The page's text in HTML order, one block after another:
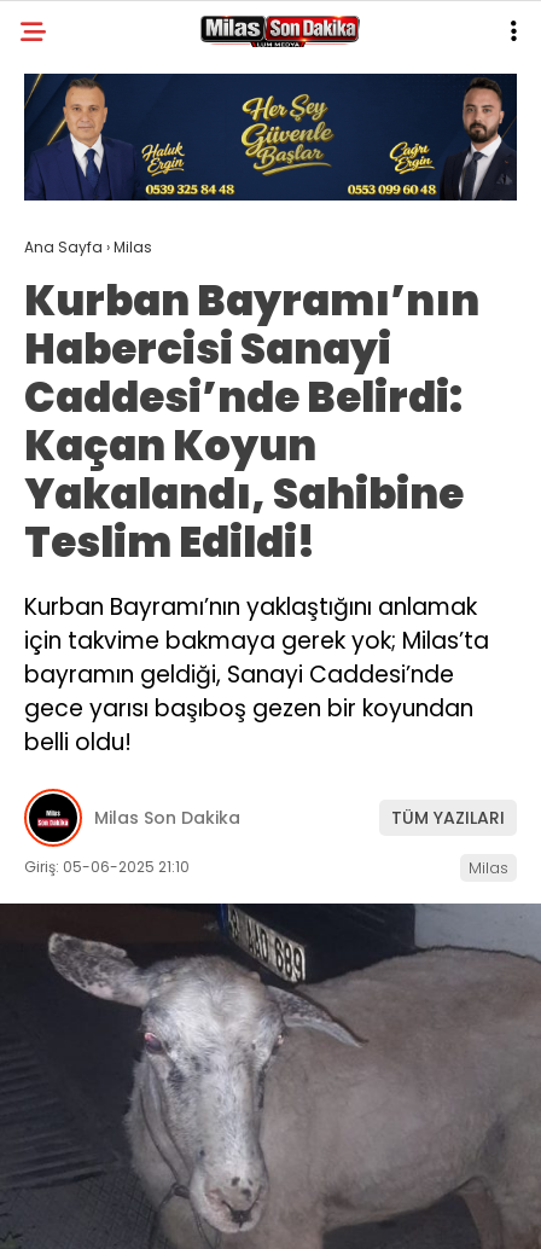
Instagram
31.2
GALERİ YAZARLAR
MILAS
MUĞLA’DAN
ASAYIŞ
GÜNDEM
EKONOMI
SPOR
VEFAT
GENEL
KÜNYE
Ana Sayfa ›Milas
Kurban Bayramı’nın
Habercisi Sanayi
Caddesi’nde Belirdi:
Kaçan Koyun
Yakalandı, Sahibine
Teslim Edildi!
Kurban Bayramı’nın yaklaştığını anlamak
için takvime bakmaya gerek yok; Milas’ta
bayramın geldiği, Sanayi Caddesi’nde
gece yarısı başıboş gezen bir koyundan
belli oldu!
Milas Son Dakika TÜM YAZILARI
Giriş: 05-06-2025 21:10 Milas